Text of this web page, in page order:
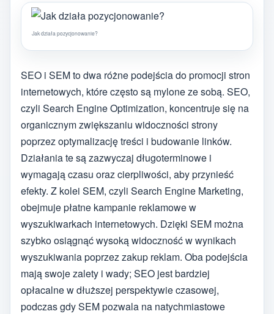
Jak działa pozycjonowanie?
SEO i SEM to dwa różne podejścia do promocji stron
internetowych, które często są mylone ze sobą. SEO,
czyli Search Engine Optimization, koncentruje się na
organicznym zwiększaniu widoczności strony
poprzez optymalizację treści i budowanie linków.
Działania te są zazwyczaj długoterminowe i
wymagają czasu oraz cierpliwości, aby przynieść
efekty. Z kolei SEM, czyli Search Engine Marketing,
obejmuje płatne kampanie reklamowe w
wyszukiwarkach internetowych. Dzięki SEM można
szybko osiągnąć wysoką widoczność w wynikach
wyszukiwania poprzez zakup reklam. Oba podejścia
mają swoje zalety i wady; SEO jest bardziej
opłacalne w dłuższej perspektywie czasowej,
podczas gdy SEM pozwala na natychmiastowe